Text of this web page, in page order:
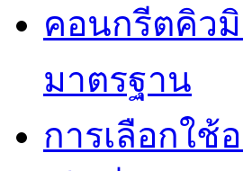
คอนกรีตคิว
มาตรฐาน
การเลือกใช้